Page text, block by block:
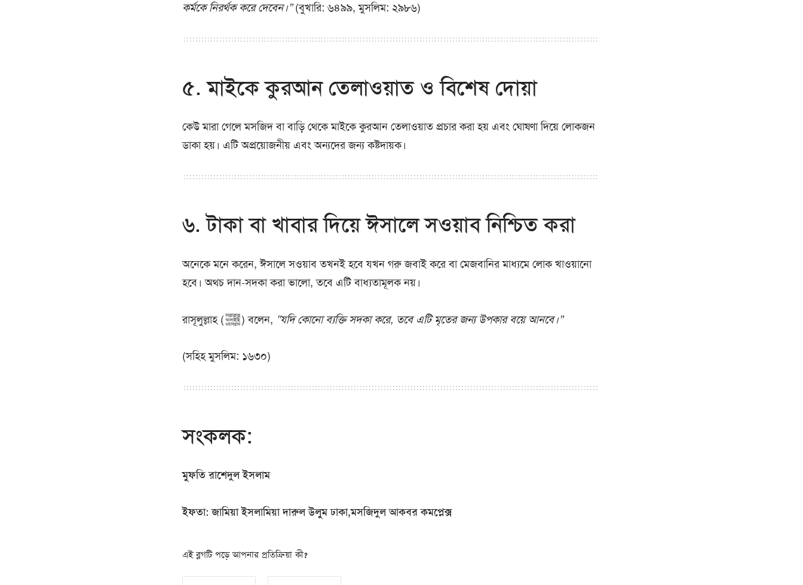
কর্মকে নিরর্থক করে দেবেন।”(বুখারি: ৬৪৯৯, মুসলিম: ২৯৮৬)
৫. মাইকে কুরআন তেলাওয়াত ও বিশেষ দোয়া
কেউ মারা গেলে মসজিদ বা বাড়ি থেকে মাইকে কুরআন তেলাওয়াত প্রচার করা হয় এবং ঘোষণা দিয়ে লোকজন
ডাকা হয়। এটি অপ্রয়োজনীয় এবং অন্যদের জন্য কষ্টদায়ক।
৬. টাকা বা খাবার দিয়ে ঈসালে সওয়াব নিশ্চিত করা
অনেকে মনে করেন, ঈসালে সওয়াব তখনই হবে যখন গরু জবাই করে বা মেজবানির মাধ্যমে লোক খাওয়ানো
হবে। অথচ দান-সদকা করা ভালো, তবে এটি বাধ্যতামূলক নয়।
রাসূলুল্লাহ (ﷺ) বলেন, “যদি কোনো ব্যক্তি সদকা করে, তবে এটি মৃতের জন্য উপকার বয়ে আনবে।”
(সহিহ মুসলিম: ১৬৩০)
সংকলক:
মুফতি রাশেদুল ইসলাম
ইফতা: জামিয়া ইসলামিয়া দারুল উলুম ঢাকা,মসজিদুল আকবর কমপ্লেক্স
এই ব্লগটি পড়ে আপনার প্রতিক্রিয়া কী?